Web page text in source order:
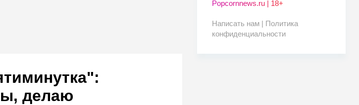
делаю
Popcornnews.ru | 18+
Написать нам | Политика
конфиденциальности